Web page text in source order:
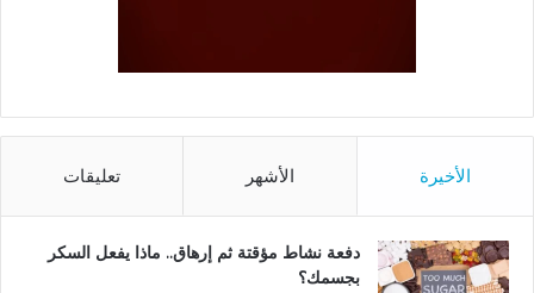
الأخيرة الأشهر تعليقات
دفعة نشاط مؤقتة ثم إرهاق.. ماذا يفعل السكر
بجسمك؟